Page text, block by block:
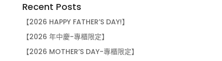
Recent Posts
【2026 HAPPY FATHER’S DAY!】
【2026 年中慶-專櫃限定】
【2026 MOTHER’S DAY-專櫃限定】